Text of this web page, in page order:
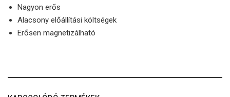
Nagyon erős
Alacsony előállítási költségek
Erősen magnetizálható